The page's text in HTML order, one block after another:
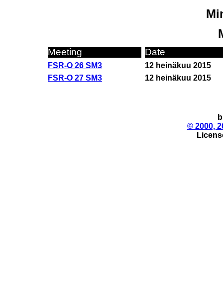
Meeting Date
FSR-O 26 SM3
12 heinäkuu 2015
FSR-O 27 SM3
12 heinäkuu 2015
© 2000,